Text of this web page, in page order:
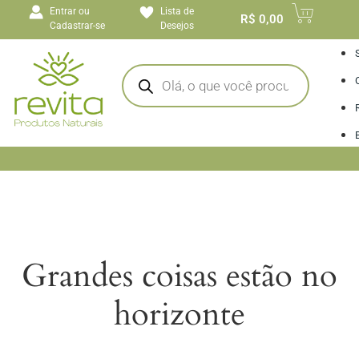
conteúdoEntrar ou
Cadastrar-se
Lista de
Desejos
R$ 0,00
Grandes coisas estão no
horizonte